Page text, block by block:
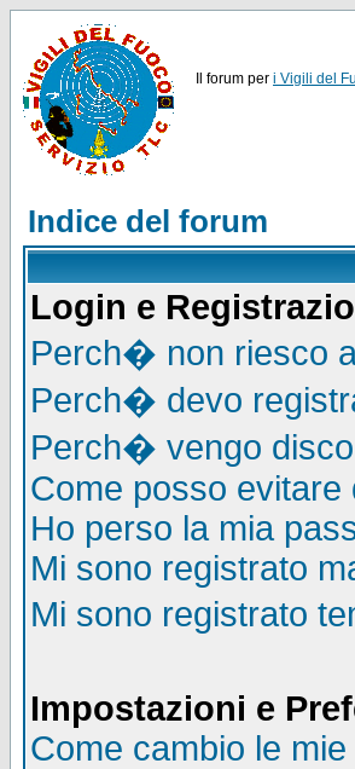
Il forum per i Vigili del
Indice del forum
Login e
Perch� non riesco
Perch� devo
Perch� vengo
Come posso evitare
Ho perso la mia
Mi sono registrato
Mi sono registrato
Impostazioni e
Come cambio le